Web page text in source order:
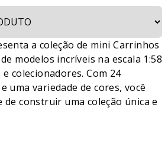
a coleção de mini Carrinhos
modelos incríveis na escala 1:58
colecionadores. Com 24
uma variedade de cores, você
construir uma coleção única e